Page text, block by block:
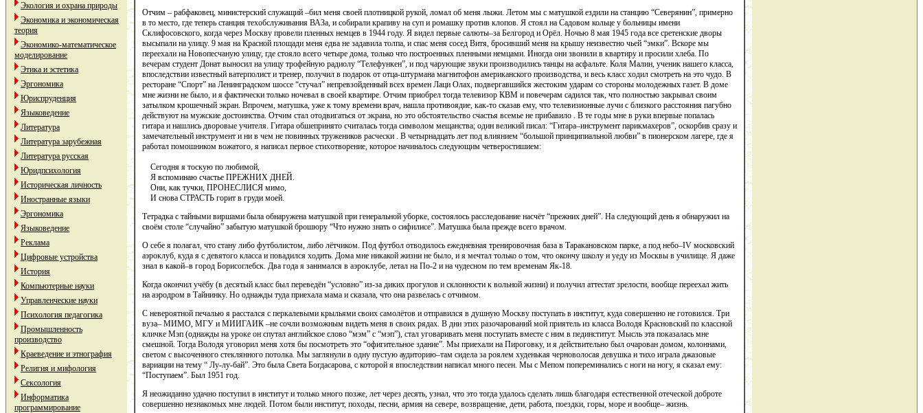
Экология и охрана природы
Экономика и экономическая
теория
Экономико-математическое
моделирование
Этика и эстетика
Эргономика
Юриспруденция
Языковедение
Литература
Литература зарубежная
Литература русская
Юридпсихология
Историческая личность
Иностранные языки
Эргономика
Языковедение
Реклама
Цифровые устройства
История
Компьютерные науки
Управленческие науки
Психология педагогика
Промышленность
производство
Краеведение и этнография
Религия и мифология
Сексология
Информатика
программирование
Отчим – рабфаковец, министерский служащий –бил меня своей плотницкой рукой, ломал об меня лыжи. Летом мы с матушкой ездили на станцию “Северянин”, примерно
в то место, где теперь станция техобслуживания ВАЗа, и собирали крапиву на суп и ромашку против клопов. Я стоял на Садовом кольце у больницы имени
Склифосовского, когда через Москву провели пленных немцев в 1944 году. Я видел первые салюты–за Белгород и Орёл. Ночью 8 мая 1945 года все сретенские дворы
высыпали на улицу. 9 мая на Красной площади меня едва не задавила толпа, и спас меня сосед Витя, бросивший меня на крышу неизвестно чьей “эмки”. Вскоре мы
переехали на Новопесчаную улицу, где стояло всего четыре дома, только что построенных пленными немцами. Иногда они звонили в квартиру и просили хлеба. По
вечерам студент Донат выносил на улицу трофейную радиолу “Телефункен”, и под чарующие звуки производились танцы на асфальте. Коля Малин, ученик нашего класса,
впоследствии известный ватерполист и тренер, получил в подарок от отца-штурмана магнитофон американского производства, и весь класс ходил смотреть на это чудо. В
ресторане “Спорт” на Ленинградском шоссе “стучал” непревзойденный всех времен Лаци Олах, подвергавшийся жестоким ударам со стороны молодежных газет. В доме
мне жизни не было, и я фактически только ночевал в своей квартире. Отчим приобрел тогда телевизор КВМ и повечерам садился так, что полностью закрывал своим
затылком крошечный экран. Впрочем, матушка, уже к тому времени врач, нашла противоядие, как-то сказав ему, что телевизионные лучи с близкого расстояния пагубно
действуют на мужские достоинства. Отчим стал отодвигаться от экрана, но это обстоятельство счастья всемье не прибавило . В те годы мне в руки впервые попалась
гитара и нашлись дворовые учителя. Гитара обшепринято считалась тогда символом мещанства; один великий писал: “Гитара–инструмент парикмахеров”, оскорбив сразу и
замечательный инструмент и ни в чем не повинных тружеников расчески . В четырнадцать лет под влиянием “большой принципиальной любви” в пионерском лагере, где я
работал помошником вожатого, я написал первое стихотворение, которое начиналось следующим четверостишием:
Сегодня я тоскую по любимой,
Я вспоминаю счастье ПРЕЖНИХ ДНЕЙ.
Они, как тучки, ПРОНЕСЛИСЯ мимо,
И снова СТРАСТЬ горит в груди моей.
Тетрадка с тайными виршами была обнаружена матушкой при генеральной уборке, состоялось расследование насчёт “прежних дней”. На следующий день я обнаружил на
своём столе “случайно” забытую матушкой брошюру “Что нужно знать о сифилисе”. Матушка была прежде всего врачом.
О себе я полагал, что стану либо футболистом, либо лётчиком. Под футбол отводилось ежедневная тренировочная база в Таракановском парке, а под небо–IV московский
аэроклуб, куда я с девятого класса и повадился ходить. Дома мне никакой жизни не было, и я мечтал только о том, что окончу школу и уеду из Москвы в училище. Я даже
знал в какой–в город Борисоглебск. Два года я занимался в аэроклубе, летал на По-2 и на чудесном по тем временам Як-18.
Когда окончил учёбу (в десятый класс был переведён “условно” из-за диких прогулов и склонности к вольной жизни) и получил аттестат зрелости, вообще переехал жить
на аэродром в Тайнинку. Но однажды туда приехала мама и сказала, что она развелась с отчимом.
С невероятной печалью я расстался с перкалевыми крыльями своих самолётов и отправился в душную Москву поступать в институт, куда совершенно не готовился. Три
вуза– МИМО, МГУ и МИИГАИК –не сочли возможным видеть меня в своих рядах. В дни этих разочарований мой приятель из класса Володя Красновский по классной
кличке Мэп (однажды на уроке он спутал английское слово “мэм” с “мэп”), стал уговаривать меня поступать вместе с ним в пединститут. Мысль эта показалась мне
смешной. Тогда Володя уговорил меня хотя бы посмотреть это “офигительное здание”. Мы приехали на Пироговку, и я действительно был очарован домом, колоннами,
светом с высоченного стеклянного потолка. Мы заглянули в одну пустую аудиторию–там сидела за роялем худенькая черноволосая девушка и тихо играла джазовые
вариации на тему “ Лу-лу-бай”. Это была Света Богдасарова, с которой я впоследствии написал много песен. Мы с Мепом попереминались с ноги на ногу, я сказал ему:
“Поступаем”. Был 1951 год.
Я неожиданно удачно поступил в институт и только много позже, лет через десять, узнал, что это тогда удалось сделать лишь благодаря естественной отеческой доброте
совершенно незнакомых мне людей. Потом были институт, походы, песни, армия на севере, возвращение, дети, работа, поездки, горы, море и вообще– жизнь.